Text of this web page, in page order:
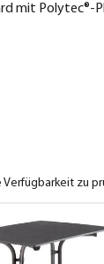
mit Polytec®-
Verfügbarkeit zu